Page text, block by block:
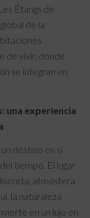
Étangs de
de la
de vivir, donde
se integran en
una experiencia
destino en sí
tiempo. El lugar
atmósfera
la naturaleza
en un lujo en